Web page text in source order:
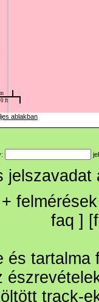
ablakban
+ felmérések
faq ] [
és
track-